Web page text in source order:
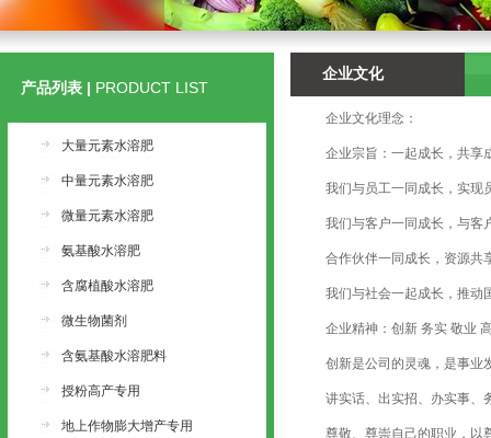
产品列表 | PRODUCT LIST
大量元素水溶肥
中量元素水溶肥
微量元素水溶肥
氨基酸水溶肥
含腐植酸水溶肥
微生物菌剂
含氨基酸水溶肥料
授粉高产专用
地上作物膨大增产专用
企业文化
企业文化理念：
企业宗旨：一起成长，共享
我们与员工一同成长，实现
我们与客户一同成长，与客
合作伙伴一同成长，资源共
我们与社会一起成长，推动
企业精神：创新 务实 敬业
创新是公司的灵魂，是事业
讲实话、出实招、办实事、
尊敬、尊崇自己的职业，以